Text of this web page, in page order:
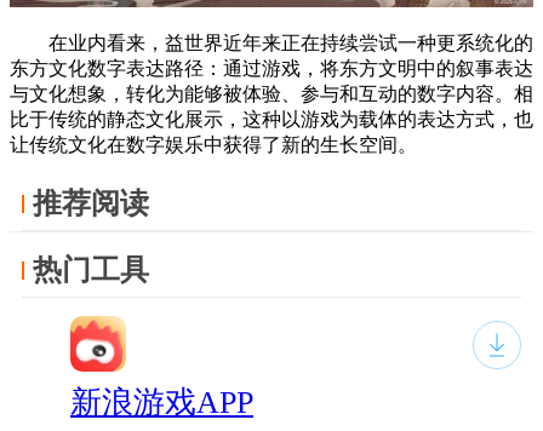
在业内看来，益世界近年来正在持续尝试一种更系统化的
东方文化数字表达路径：通过游戏，将东方文明中的叙事表达
与文化想象，转化为能够被体验、参与和互动的数字内容。相
比于传统的静态文化展示，这种以游戏为载体的表达方式，也
让传统文化在数字娱乐中获得了新的生长空间。
推荐阅读
热门工具
新浪游戏APP